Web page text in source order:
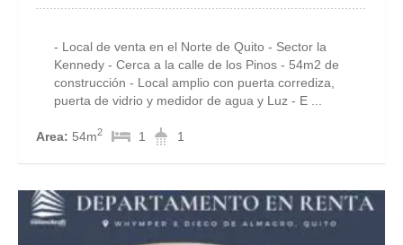
- Local de venta en el Norte de Quito - Sector la
Kennedy - Cerca a la calle de los Pinos - 54m2 de
construcción - Local amplio con puerta corrediza,
puerta de vidrio y medidor de agua y Luz - E ...
Area: 54m2 1 1